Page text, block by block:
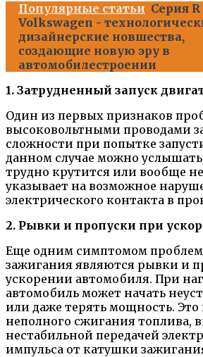
Популярные статьи Серия R
Volkswagen -
дизайнерские новшества,
создающие новую эру в
автомобилестроении
1. Затрудненный запуск
Один из первых признаков
высоковольтными проводами
сложности при попытке
данном случае можно
трудно крутится или вообще не
указывает на возможное
электрического контакта в
2. Рывки и пропуски при
Еще одним симптомом проблем
зажигания являются рывки и
ускорении автомобиля. При
автомобиль может начать
или даже терять мощность. Это
неполного сжигания топлива,
нестабильной передачей
импульса от катушки